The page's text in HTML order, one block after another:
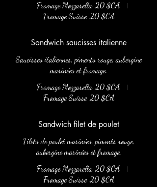
Fromage Mozzarella 20 $CA
Fromage Suisse 20 $CA
Sandwich saucisses italienne
Saucisses italiennes, piments rouge, aubergine
marinées et fromage.
Fromage Mozzarella 20 $CA
Fromage Suisse 20 $CA
Sandwich filet de poulet
Filets de poulet marinées, piments rouge,
aubergine marinées et fromage.
Fromage Mozzarella 20 $CA
Fromage Suisse 20 $CA